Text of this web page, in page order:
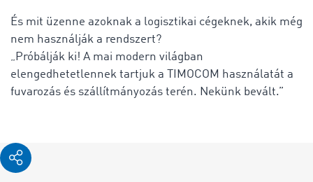
És mit üzenne azoknak a logisztikai cégeknek, akik még
nem használják a rendszert?
„Próbálják ki! A mai modern világban
elengedhetetlennek tartjuk a TIMOCOM használatát a
fuvarozás és szállítmányozás terén. Nekünk bevált.”